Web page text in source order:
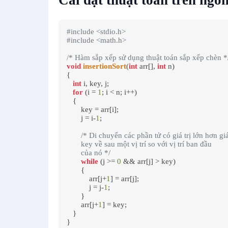
#include <stdio.h>
#include <math.h>
/* Hàm sắp xếp sử dụng thuật toán sắp xếp chèn
void insertionSort(int arr[], int n)
{
int i, key, j;
for (i = 1; i < n; i++)
   {
       key = arr[i];
       j = i-
1;
/* Di chuyển các phần tử có giá trị lớn hơn
       key về sau một vị trí so với vị trí ban đầu
       của nó */
while (j >= 0 && arr[j] > key)
       {
           arr[j+
1] = arr[j];
           j = j-
1;
       }
       arr[j+
1] = key;
   }
}